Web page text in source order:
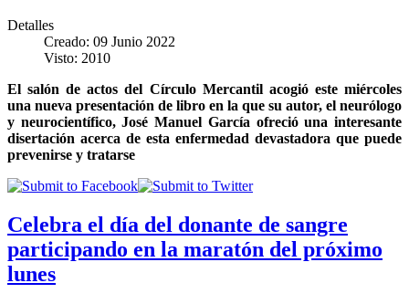
Detalles
Creado: 09 Junio 2022
Visto: 2010
El salón de actos del Círculo Mercantil acogió este miércoles
una nueva presentación de libro en la que su autor, el neurólogo
y neurocientífico, José Manuel García ofreció una interesante
disertación acerca de esta enfermedad devastadora que puede
prevenirse y tratarse
Celebra el día del donante de sangre
participando en la maratón del próximo
lunes